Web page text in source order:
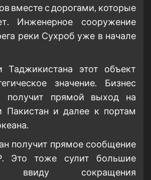
вместе с дорогами, которые
Инженерное сооружение
реки Сухроб уже в начале
этот объект
значение. Бизнес
получит прямой выход на
Пакистан и далее к портам
получит прямое сообщение
Это тоже сулит большие
ввиду сокращения